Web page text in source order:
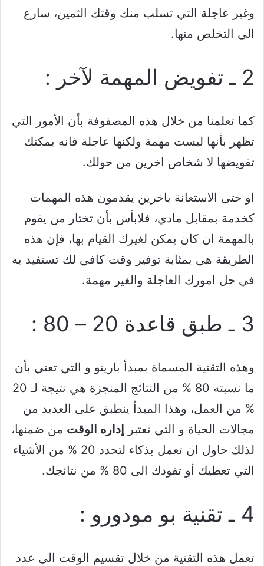
وغير عاجلة التي تسلب منك وقتك الثمين، سارع
الى التخلص منها.
2 ـ تفويض المهمة لآخر :
كما تعلمنا من خلال هذه المصفوفة بأن الأمور التي
تظهر بأنها ليست مهمة ولكنها عاجلة فانه يمكنك
تفويضها لا شخاص اخرين من حولك.
او حتى الاستعانة باخرين يقدمون هذه المهمات
كخدمة بمقابل مادي، فلابأس بأن تختار من يقوم
بالمهمة ان كان يمكن لغيرك القيام بها، فإن هذه
الطريقة هي بمثابة توفير وقت كافي لك تستفيد به
في حل امورك العاجلة والغير مهمة.
3 ـ طبق قاعدة 20 – 80 :
وهذه التقنية المسماة بمبدأ باريتو و التي تعني بأن
ما نسبته 80 % من النتائج المنجزة هي نتيجة لـ 20
% من العمل، وهذا المبدأ ينطبق على العديد من
مجالات الحياة و التي تعتبر
إداره الوقت من ضمنها،
لذلك حاول ان تعمل بذكاء لتحدد 20 % من الأشياء
التي تعطيك أو تقودك الى 80 % من نتائجك.
4 ـ تقنية بو مودورو :
تعمل هذه التقنية من خلال تقسيم الوقت الى عدد